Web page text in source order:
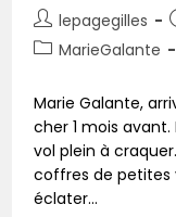
lepagegilles
MarieGalante
Marie Galante,
cher 1 mois
vol plein à
coffres de petites
éclater...